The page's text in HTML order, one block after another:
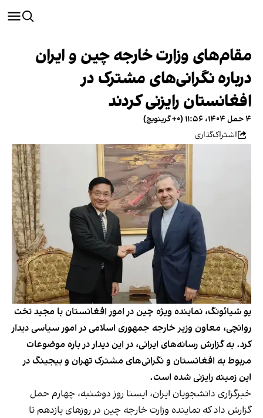
مقام‌های وزارت خارجه چین و ایران
درباره نگرانی‌های مشترک در
افغانستان رایزنی کردند
۴ حمل ۱۴۰۴، ۱۱:۵۶ (‎+۰ گرینویچ)
اشتراک‌گذاری
یو شیائونگ، نماینده ویژه چین در امور افغانستان با مجید تخت
روانچی، معاون وزیر خارجه جمهوری اسلامی در امور سیاسی دیدار
کرد. به گزارش رسانه‌های ایرانی، در این دیدار در باره موضوعات
مربوط به افغانستان و نگرانی‌های مشترک تهران و بیجینگ در
این زمینه رایزنی شده است.
خبرگزاری دانشجویان ایران، ایسنا روز دوشنبه، چهارم حمل
گزارش داد که نماینده وزارت خارجه چین در روزهای یازدهم تا